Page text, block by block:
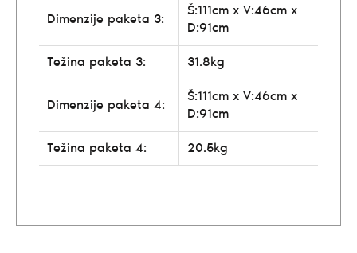
Dimenzije paketa 3:
Š:111cm x V:46cm x
D:91cm
Težina paketa 3: 31.8kg
Dimenzije paketa 4:
Š:111cm x V:46cm x
D:91cm
Težina paketa 4: 20.5kg